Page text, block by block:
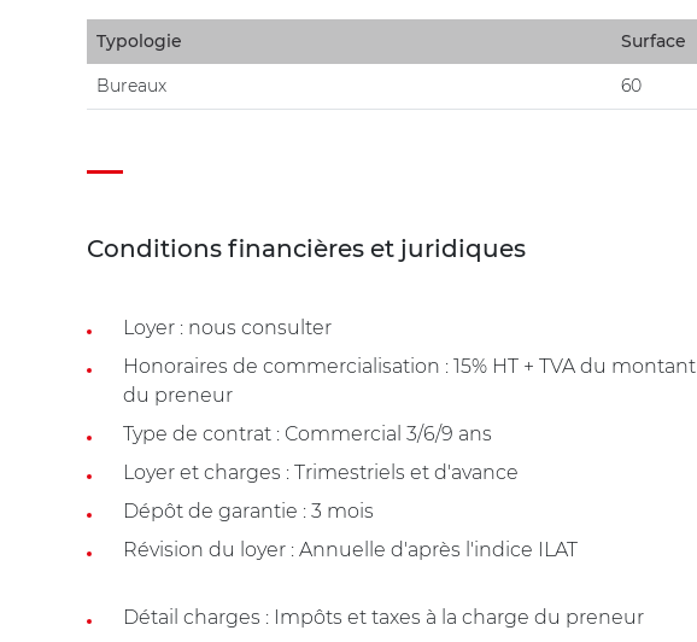
Typologie Surface
Bureaux 60
Conditions financières et juridiques
Loyer : nous consulter
Honoraires de commercialisation : 15% HT + TVA du
du preneur
Type de contrat : Commercial 3/6/9 ans
Loyer et charges : Trimestriels et d'avance
Dépôt de garantie : 3 mois
Révision du loyer : Annuelle d'après l'indice ILAT
Détail charges : Impôts et taxes à la charge du preneur